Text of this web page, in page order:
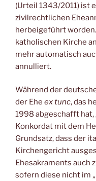
(Urteil 1343/2011) ist
zivilrechtlichen
herbeigeführt
katholischen Kirche
mehr automatisch
annulliert.
Während der
der Ehe ex tunc, das
1998 abgeschafft
Konkordat mit dem
Grundsatz, dass der
Kirchengericht
Ehesakraments auch
sofern diese nicht im